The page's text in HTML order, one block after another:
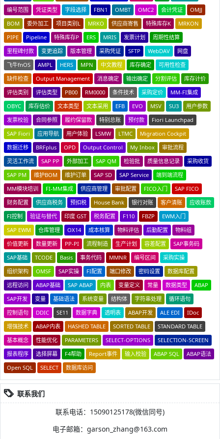
编号范围
凭证类型 字段选择 FBN1 OMBT OMC2 会计凭证
OMJJ
BOM
委外加工 项目类别L MRKO 供应商寄售 特殊库存K
MRKON
PIPE
Pipeline 特殊库存P ERS MRIS 发票计划
周期性结算
里程碑付款
变更追踪 版本管理 采购凭证 SFTP WebDAV
网盘
飞牛fnOS
AMPL HERS MPN 中文教程 库存确定
可用性检查
缺件检查
Output Management 消息确定 输出确定 分割评估
库存计价
评估类别
评估类型 PB00 RM0000 条件技术 采购定价
MM-FI集成
OBYC
库存估价 文本类型 文本采用 EFB EVO MSV SU3
用户参数
发票校验
合同参照 履约保留款 特别总账 预付款
Fiori Launchpad
SAP Fiori
应用导航 用户体验 LSMW LTMC
Migration Cockpit
数据迁移
BRFplus OPD Output Control My Inbox
审批流程
灵活工作流
SAP PP 外部加工 SAP QM 检验批 质量信息记录
采购收货
SAP PM
维护BOM 维护订单 SAP SD SAP Service
端到端流程
MM模块培训
FI-MM集成 供应商管理 审批配置 FICO入门
SAP FICO
财务配置
供应商税务 预扣税 House Bank 银行对账 客户清账
应收账款
FI控制
验证与替代 印度 GST 税务配置 F110 FBZP
EWM入门
SAP EWM
仓库管理 OX14 成本核算 物料评估 后勤配置
物料组
价值更新
数量更新 PP-PI 流程制造 生产计划 容差配置
SAP事务码
SAP基础
TCODE Basis 事务代码 MMNR 编号区间
采购实操
组织架构
OMSF SAP实操 FI配置 端口修改 密码设置
数据库配置
远程访问
ABAP基础 SAP ABAP 内表 变量定义 常量 数据类型
ABAP
SAP开发
变量 基础语法 系统变量 结构体 字符串处理
循环语句
控制语句
DDIC SE11 数据字典 透明表 ABAP开发 ALE EDI
IDoc
增强技术
ABAP内表 HASHED TABLE SORTED TABLE
STANDARD TABLE
基本概念
性能优化 PARAMETERS SELECT-OPTIONS
SELECTION-SCREEN
报表程序
选择屏幕 F4帮助 Report事件 输入校验 ABAP SQL
ABAP语法
Open SQL
SELECT 数据库访问
联系我们
联系电话：15090125178(微信同号)
电子邮箱：garson_zhang@163.com